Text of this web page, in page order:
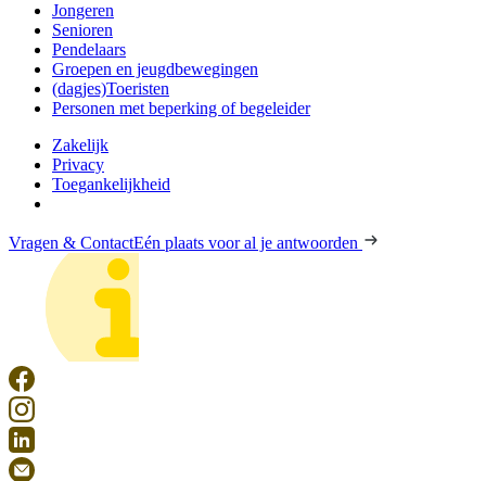
Jongeren
Senioren
Pendelaars
Groepen en jeugdbewegingen
(dagjes)Toeristen
Personen met beperking of begeleider
Zakelijk
Privacy
Toegankelijkheid
Vragen & ContactEén plaats voor al je antwoorden